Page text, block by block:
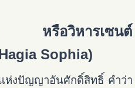
ย หรือวิหารเซนต์
Sophia)
ห่งปัญญาอันศักดิ์สิทธิ์ คำว่า